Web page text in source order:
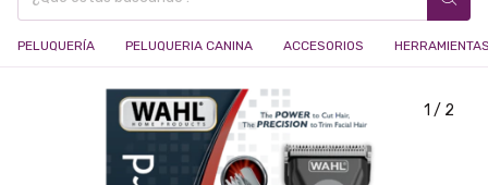
PELUQUERÍA PELUQUERIA CANINA ACCESORIOS
1 / 2